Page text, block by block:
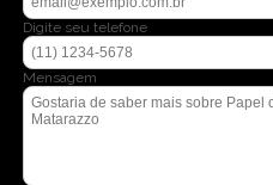
Digite seu telefone
Mensagem